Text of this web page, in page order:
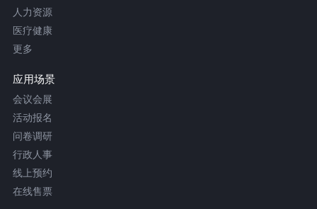
人力资源
医疗健康
更多
应用场景
会议会展
活动报名
问卷调研
行政人事
线上预约
在线售票